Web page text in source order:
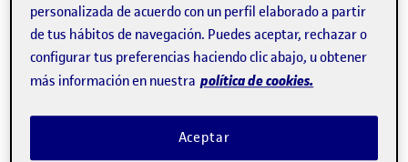
compartan modalidad, de manera que hablar y escuchar
al mismo tiempo es menos efectivo que escuchar una
información y completar un informe», asegura.
En las organizaciones flexibles, la multitarea puede
personalizada de acuerdo con un perfil elaborado a partir
de tus hábitos de navegación. Puedes aceptar, rechazar o
configurar tus preferencias haciendo clic abajo, u obtener
más información en nuestra política de cookies.
Aceptar